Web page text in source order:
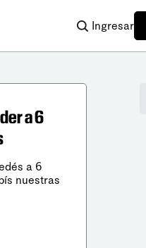
Ingresar
a 6
a 6
nuestras